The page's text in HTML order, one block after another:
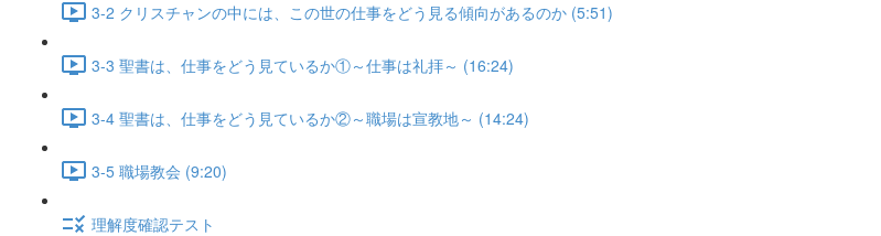
3-2 クリスチャンの中には、この世の仕事をどう見る傾向があるのか (5:51)
3-3 聖書は、仕事をどう見ているか①～仕事は礼拝～ (16:24)
3-4 聖書は、仕事をどう見ているか②～職場は宣教地～ (14:24)
3-5 職場教会 (9:20)
理解度確認テスト